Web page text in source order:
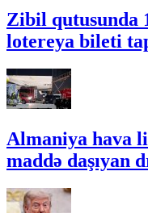
Zibil qutusunda
lotereya bileti
Almaniya hava
maddə daşıyan